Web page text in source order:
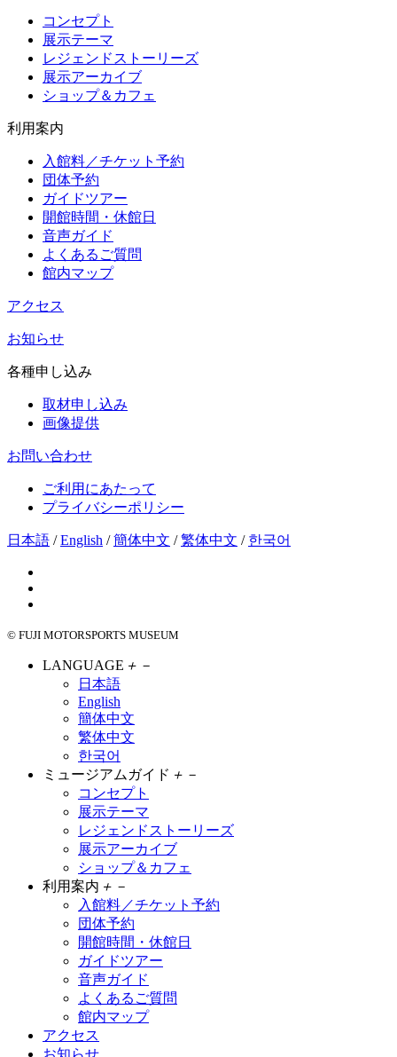
コンセプト
展示テーマ
レジェンドストーリーズ
展示アーカイブ
ショップ＆カフェ
利用案内
入館料／チケット予約
団体予約
ガイドツアー
開館時間・休館日
音声ガイド
よくあるご質問
館内マップ
アクセス
お知らせ
各種申し込み
取材申し込み
画像提供
お問い合わせ
ご利用にあたって
プライバシーポリシー
日本語 /English /簡体中文 /繁体中文 / 한국어
© FUJI MOTORSPORTS MUSEUM
LANGUAGE ＋ －
日本語
English
簡体中文
繁体中文
한국어
ミュージアムガイド ＋ －
コンセプト
展示テーマ
レジェンドストーリーズ
展示アーカイブ
ショップ＆カフェ
利用案内 ＋ －
入館料／チケット予約
団体予約
開館時間・休館日
ガイドツアー
音声ガイド
よくあるご質問
館内マップ
アクセス